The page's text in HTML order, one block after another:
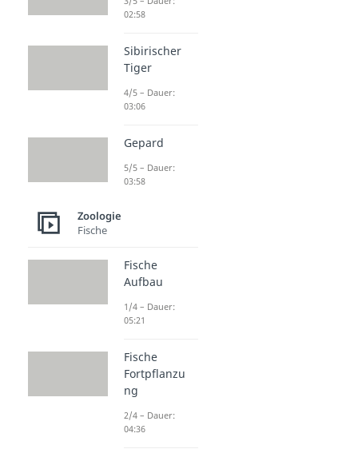
02:58
Sibirischer
Tiger
4/5 – Dauer:
03:06
Gepard
5/5 – Dauer:
03:58
Zoologie
Fische
Fische
Aufbau
1/4 – Dauer:
05:21
Fische
Fortpflanzu
ng
2/4 – Dauer:
04:36